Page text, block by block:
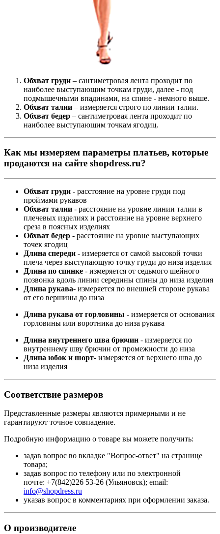
Обхват груди – сантиметровая лента проходит по
наиболее выступающим точкам груди, далее - под
подмышечными впадинами, на спине - немного выше.
Обхват талии – измеряется строго по линии талии.
Обхват бедер – сантиметровая лента проходит по
наиболее выступающим точкам ягодиц.
Как мы измеряем параметры платьев, которые
продаются на сайте shopdress.ru?
Обхват груди - расстояние на уровне груди под
проймами рукавов
Обхват талии - расстояние на уровне линии талии в
плечевых изделиях и расстояние на уровне верхнего
среза в поясных изделиях
Обхват бедер - расстояние на уровне выступающих
точек ягодиц
Длина спереди - измеряется от самой высокой точки
плеча через выступающую точку груди до низа изделия
Длина по спинке - измеряется от седьмого шейного
позвонка вдоль линии середины спины до низа изделия
Длина рукава- измеряется по внешней стороне рукава
от его вершины до низа
Длина рукава от горловины - измеряется от основания
горловины или воротника до низа рукава
Длина внутреннего шва брючин - измеряется по
внутреннему шву брючин от промежности до низа
Длина юбок и шорт- измеряется от верхнего шва до
низа изделия
Соответствие размеров
Представленные размеры являются примерными и не
гарантируют точное совпадение.
Подробную информацию о товаре вы можете получить:
задав вопрос во вкладке "Вопрос-ответ" на странице
товара;
задав вопрос по телефону или по электронной
почте: +7(842)226 53-26 (Ульяновск); email:
info@shopdress.ru
указав вопрос в комментариях при оформлении заказа.
О производителе